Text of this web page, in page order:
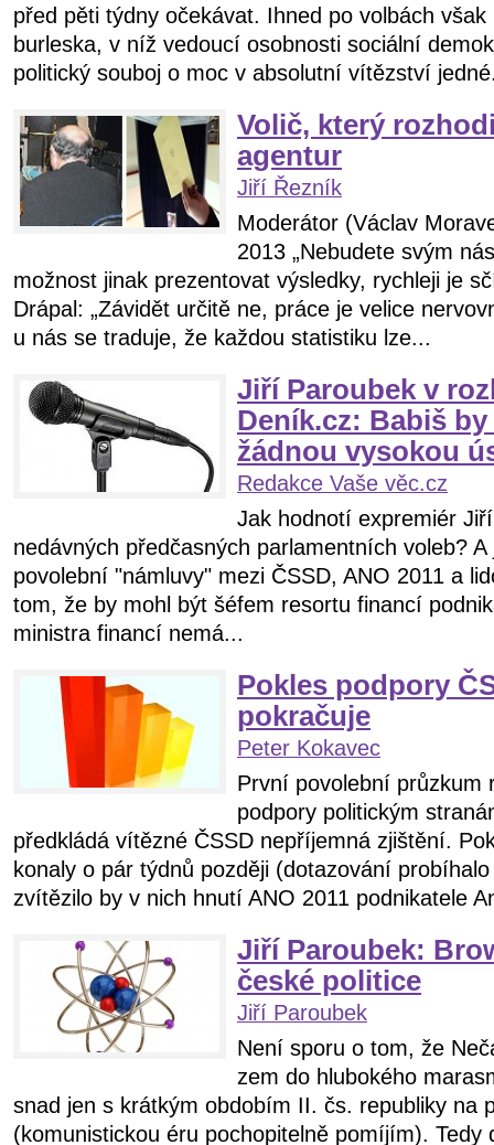
před pěti týdny očekávat. Ihned po volbách
burleska, v níž vedoucí osobnosti sociální
politický souboj o moc v absolutní vítězství
Volič, který
agentur
Jiří Řezník
Moderátor (Václav
2013 „Nebudete svým
možnost jinak prezentovat výsledky, rychleji je
Drápal: „Závidět určitě ne, práce je velice
u nás se traduje, že každou statistiku lze...
Jiří Paroubek v
Deník.cz: Babiš
žádnou vysokou
Redakce Vaše věc.cz
Jak hodnotí expremiér
nedávných předčasných parlamentních voleb?
povolební "námluvy" mezi ČSSD, ANO 2011 a
tom, že by mohl být šéfem resortu financí
ministra financí nemá...
Pokles podpory
pokračuje
Peter Kokavec
První povolební průzkum
podpory politickým
předkládá vítězné ČSSD nepříjemná zjištění.
konaly o pár týdnů později (dotazování
zvítězilo by v nich hnutí ANO 2011 podnikatele
Jiří Paroubek:
české politice
Jiří Paroubek
Není sporu o tom, že
zem do hlubokého
snad jen s krátkým obdobím II. čs. republiky na
(komunistickou éru pochopitelně pomíjím). Tedy